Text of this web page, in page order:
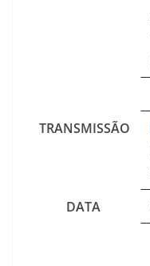
TRANSMISSÃO
DATA